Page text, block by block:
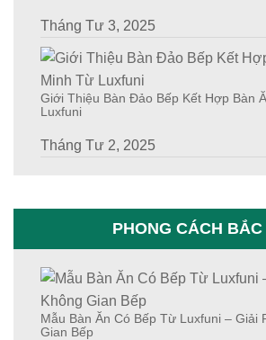
Tháng Tư 3, 2025
Giới Thiệu Bàn Đảo Bếp Kết Hợp Bàn
Luxfuni
Tháng Tư 2, 2025
PHONG CÁCH BẮC
Mẫu Bàn Ăn Có Bếp Từ Luxfuni – Giải
Gian Bếp